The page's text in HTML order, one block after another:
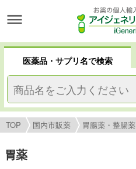
医薬品・サプリ名で検索
TOP 国内市販薬 胃腸薬・整腸薬
胃薬